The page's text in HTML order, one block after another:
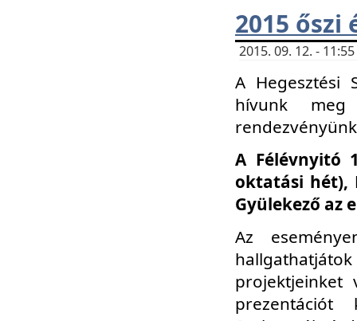
2015
2015. 09. 12. -
A Hegesztési
hívunk
A Félévnyitó
oktatási hét),
Gyülekező az
Az